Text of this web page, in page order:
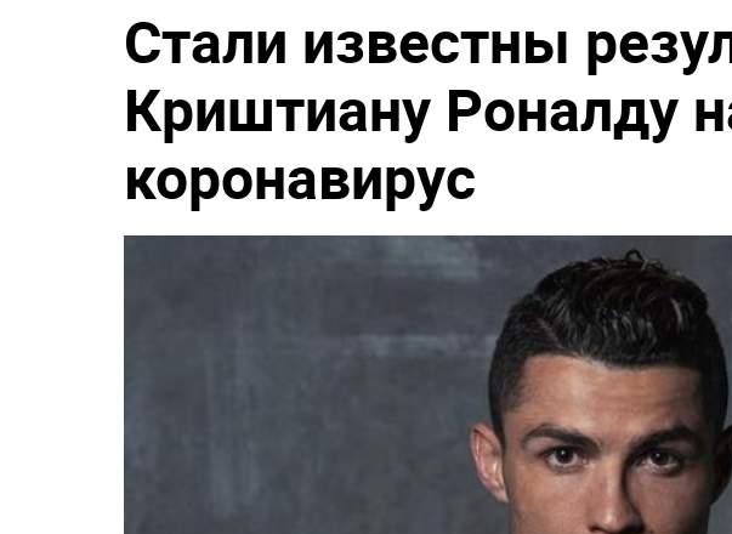
Стали известны
Криштиану Роналду
коронавирус